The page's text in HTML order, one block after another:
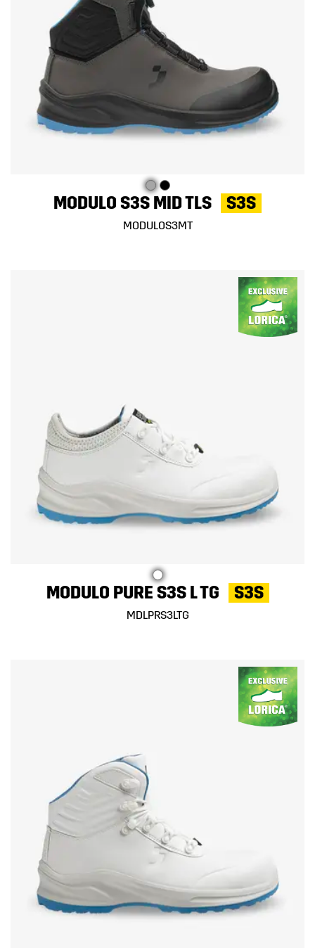
MODULO S3S MID TLS S3S
MODULOS3MT
MODULO PURE S3S L TG S3S
MDLPRS3LTG